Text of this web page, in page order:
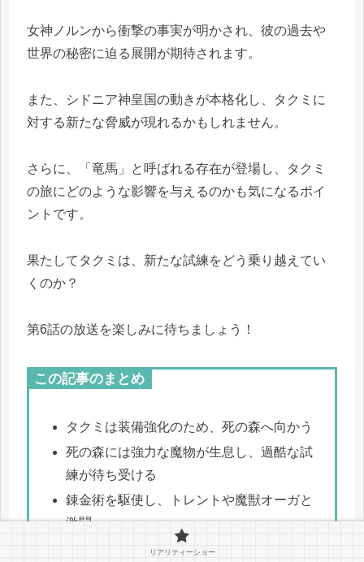
女神ノルンから衝撃の事実が明かされ、彼の過去や
世界の秘密に迫る展開が期待されます。
また、シドニア神皇国の動きが本格化し、タクミに
対する新たな脅威が現れるかもしれません。
さらに、「竜馬」と呼ばれる存在が登場し、タクミ
の旅にどのような影響を与えるのかも気になるポイ
ントです。
果たしてタクミは、新たな試練をどう乗り越えてい
くのか？
第6話の放送を楽しみに待ちましょう！
この記事のまとめ
タクミは装備強化のため、死の森へ向かう
死の森には強力な魔物が生息し、過酷な試
練が待ち受ける
錬金術を駆使し、トレントや魔獣オーガと
激闘
鍛冶師ドガンボと協力し、ミスリルとアダ
リアリティーショー